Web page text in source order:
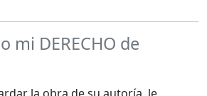
mi DERECHO de